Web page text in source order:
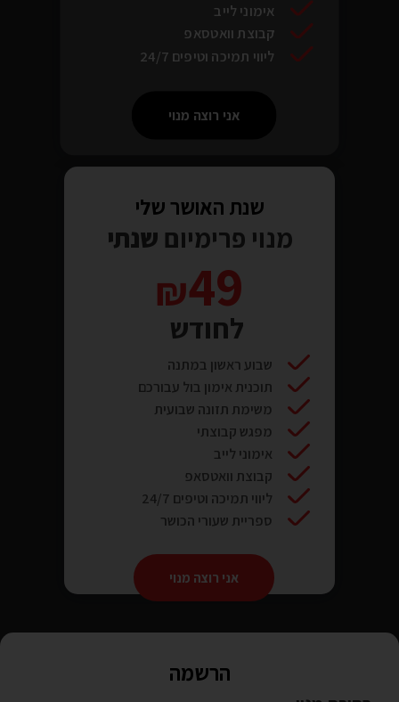
אימוני לייב
קבוצת וואטסאפ
ליווי תמיכה וטיפים 24/7
אני רוצה מנוי
שנת האושר שלי
מנוי פרימיום שנתי
49
לחודש
שבוע ראשון במתנה
תוכנית אימון בול עבורכם
משימת תזונה שבועית
מפגש קבוצתי
אימוני לייב
קבוצת וואטסאפ
ליווי תמיכה וטיפים 24/7
ספריית שעורי הכושר
אני רוצה מנוי
הרשמה